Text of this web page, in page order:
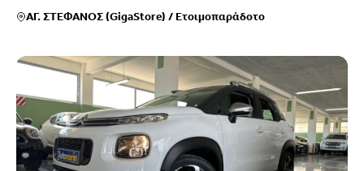
ΑΓ. ΣΤΕΦΑΝΟΣ (GigaStore) /Ετοιμοπαράδοτο